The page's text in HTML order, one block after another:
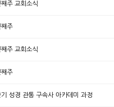
주 교회소식
주
주 교회소식
주
성경 관통 구속사 아카데미 과정